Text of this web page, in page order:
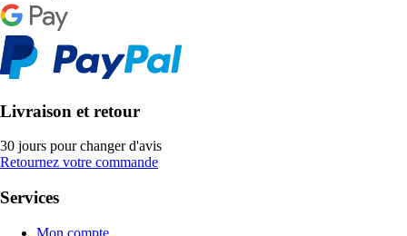
Livraison et retour
30 jours pour changer d'avis
Retournez votre commande
Services
Mon compte